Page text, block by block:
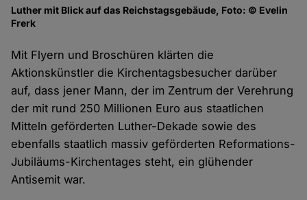
Luther mit Blick auf das Reichstagsgebäude, Foto: © Evelin
Frerk
Mit Flyern und Broschüren klärten die
Aktionskünstler die Kirchentagsbesucher darüber
auf, dass jener Mann, der im Zentrum der Verehrung
der mit rund 250 Millionen Euro aus staatlichen
Mitteln geförderten Luther-Dekade sowie des
ebenfalls staatlich massiv geförderten Reformations-
Jubiläums-Kirchentages steht, ein glühender
Antisemit war.